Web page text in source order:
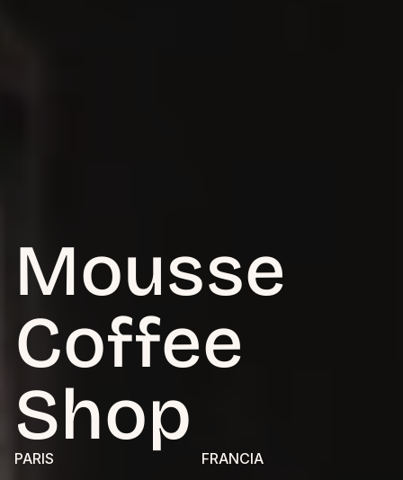
Mousse
Coffee
Shop
PARIS FRANCIA